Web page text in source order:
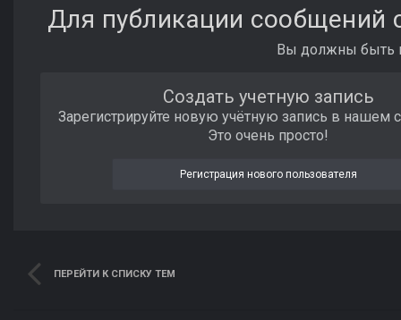
Для публикации сообщений
Вы должны быть
Создать учетную запись
Зарегистрируйте новую учётную запись в нашем
Это очень просто!
Регистрация нового пользователя
ПЕРЕЙТИ К СПИСКУ ТЕМ